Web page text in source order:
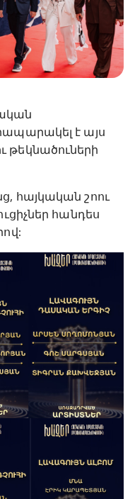
է այս
հայկական շոու
հանդես